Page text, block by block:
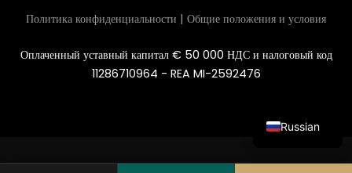
Оплаченный уставный капитал € 50 000 НДС и налоговый код
11286710964 - REA MI-2592476
Политика конфиденциальности | Общие положения и условия
Russian